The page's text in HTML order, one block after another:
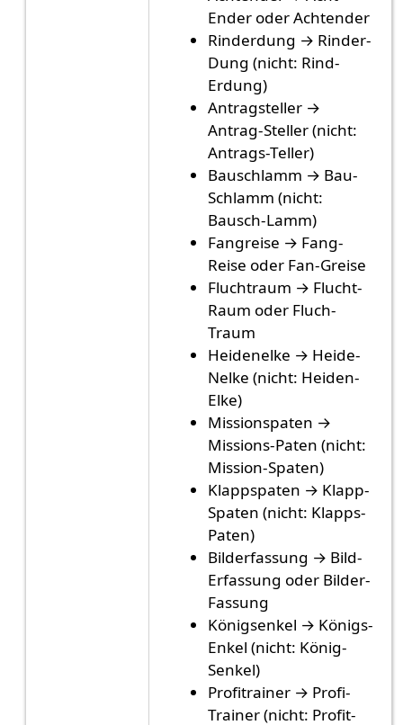
Ender oder Achtender
Rinderdung → Rinder-
Dung (nicht: Rind-
Erdung)
Antragsteller →
Antrag-Steller (nicht:
Antrags-Teller)
Bauschlamm → Bau-
Schlamm (nicht:
Bausch-Lamm)
Fangreise → Fang-
Reise oder Fan-Greise
Fluchtraum → Flucht-
Raum oder Fluch-
Traum
Heidenelke → Heide-
Nelke (nicht: Heiden-
Elke)
Missionspaten →
Missions-Paten (nicht:
Mission-Spaten)
Klappspaten → Klapp-
Spaten (nicht: Klapps-
Paten)
Bilderfassung → Bild-
Erfassung oder Bilder-
Fassung
Königsenkel → Königs-
Enkel (nicht: König-
Senkel)
Profitrainer → Profi-
Trainer (nicht: Profit-